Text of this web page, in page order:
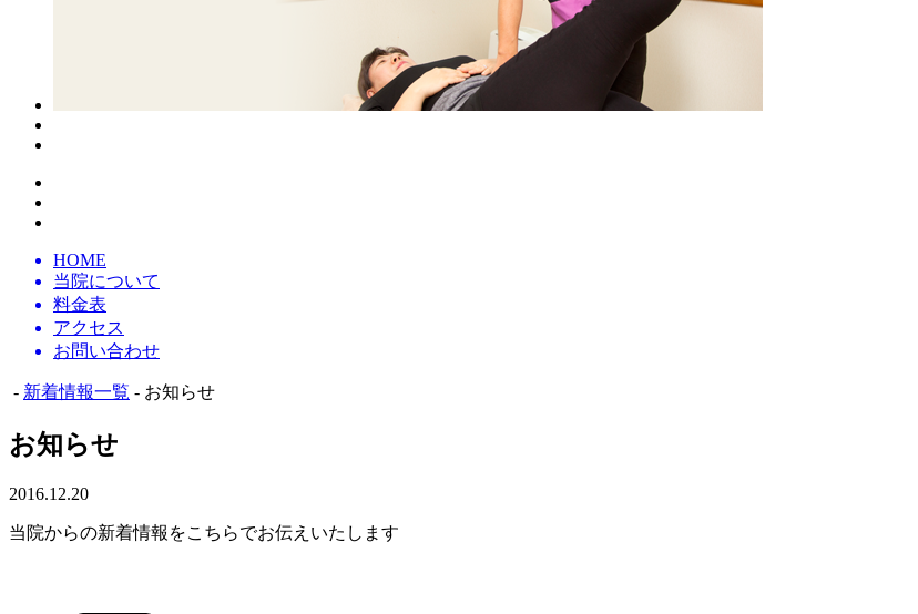
HOME
当院について
料金表
アクセス
お問い合わせ
- 新着情報一覧 - お知らせ
お知らせ
2016.12.20
当院からの新着情報をこちらでお伝えいたします